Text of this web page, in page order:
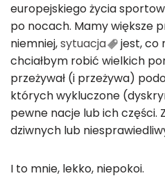
europejskiego życia
po nocach. Mamy większe
niemniej,sytuacja
jest, co
chciałbym robić wielkich
przeżywał (i przeżywa)
których wykluczone
pewne nacje lub ich części.
dziwnych lub
I to mnie, lekko, niepokoi.